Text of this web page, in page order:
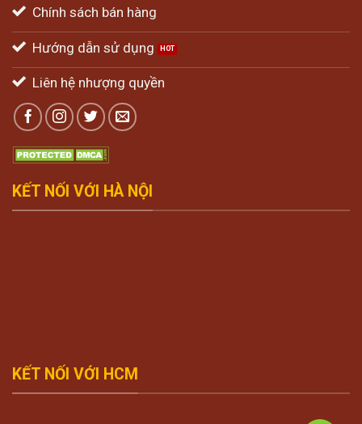
Chính sách bán hàng
Hướng dẫn sử dụng
Liên hệ nhượng quyền
KẾT NỐI VỚI HÀ NỘI
KẾT NỐI VỚI HCM